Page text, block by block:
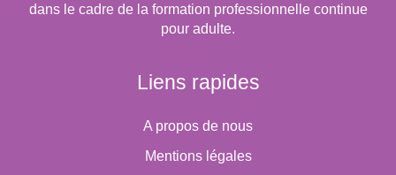
dans le cadre de la formation professionnelle continue
pour adulte.
Liens rapides
A propos de nous
Mentions légales